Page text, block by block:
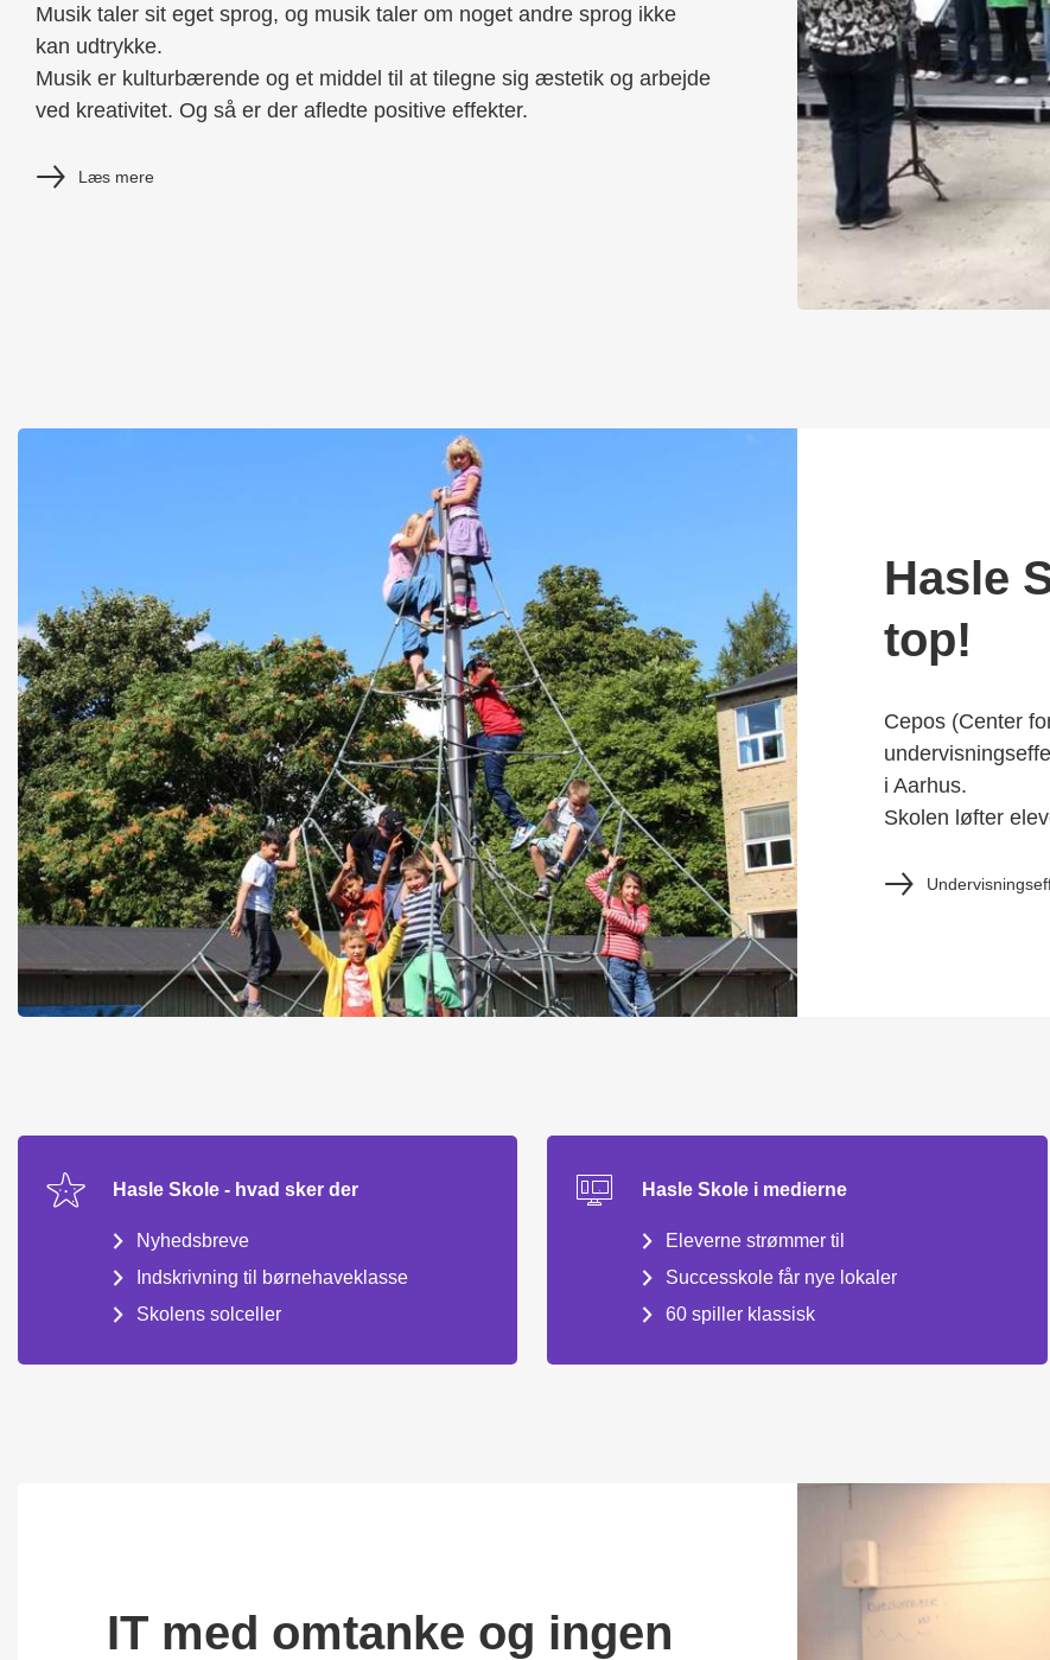
Musik taler sit eget sprog, og musik taler om noget andre sprog ikke
kan udtrykke.
Musik er kulturbærende og et middel til at tilegne sig æstetik og arbejde
ved kreativitet. Og så er der afledte positive effekter.
Læs mere
Hasle
top!
Cepos (Center
i Aarhus.
Skolen løfter
Hasle Skole - hvad sker der
Nyhedsbreve
Indskrivning til børnehaveklasse
Skolens solceller
Hasle Skole i medierne
Eleverne strømmer til
Successkole får nye lokaler
60 spiller klassisk
IT med omtanke og ingen